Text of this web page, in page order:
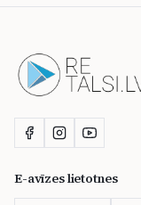
E-avīzes lietotnes